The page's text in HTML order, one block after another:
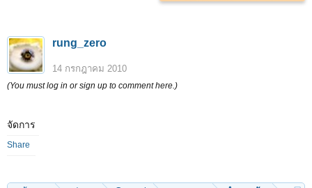
rung_zero
14 กรกฎาคม 2010
(You must log in or sign up to comment here.)
จัดการ
Share